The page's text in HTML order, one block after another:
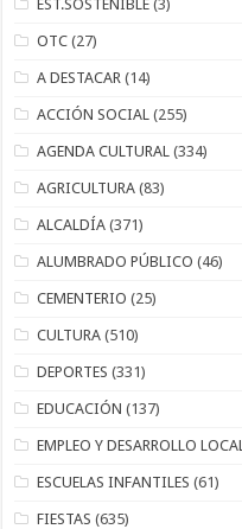
EST.SOSTENIBLE (3)
OTC (27)
A DESTACAR (14)
ACCIÓN SOCIAL (255)
AGENDA CULTURAL (334)
AGRICULTURA (83)
ALCALDÍA (371)
ALUMBRADO PÚBLICO (46)
CEMENTERIO (25)
CULTURA (510)
DEPORTES (331)
EDUCACIÓN (137)
EMPLEO Y DESARROLLO LOCAL
ESCUELAS INFANTILES (61)
FIESTAS (635)